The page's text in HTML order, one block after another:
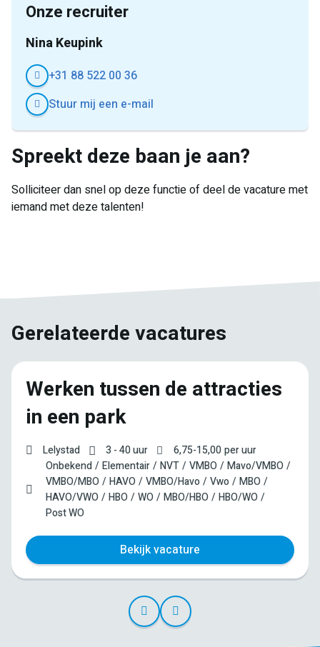
Onze recruiter
Nina Keupink
+31 88 522 00 36
Stuur mij een e-mail
Spreekt deze baan je aan?
Solliciteer dan snel op deze functie of deel de vacature met
iemand met deze talenten!
Gerelateerde vacatures
Werken tussen de attracties
in een park
Lelystad 3 - 40 uur 6,75-15,00per uur
Onbekend
Elementair NVT VMBO
Mavo/VMBO
VMBO/MBO
HAVO VMBO/Havo Vwo
MBO
HAVO/VWO
HBO WO MBO/HBO
HBO/WO
Post WO
Bekijk vacature